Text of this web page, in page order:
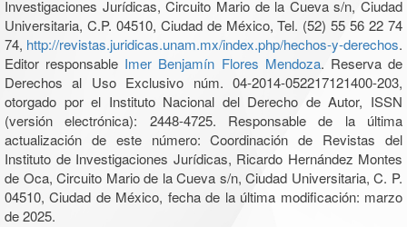
Investigaciones Jurídicas, Circuito Mario de la Cueva s/n, Ciudad
Universitaria, C.P. 04510, Ciudad de México, Tel. (52) 55 56 22 74
74, http://revistas.juridicas.unam.mx/index.php/hechos-y-derechos.
Editor responsable Imer Benjamín Flores Mendoza. Reserva de
Derechos al Uso Exclusivo núm. 04-2014-052217121400-203,
otorgado por el Instituto Nacional del Derecho de Autor, ISSN
(versión electrónica): 2448-4725. Responsable de la última
actualización de este número: Coordinación de Revistas del
Instituto de Investigaciones Jurídicas, Ricardo Hernández Montes
de Oca, Circuito Mario de la Cueva s/n, Ciudad Universitaria, C. P.
04510, Ciudad de México, fecha de la última modificación: marzo
de 2025.